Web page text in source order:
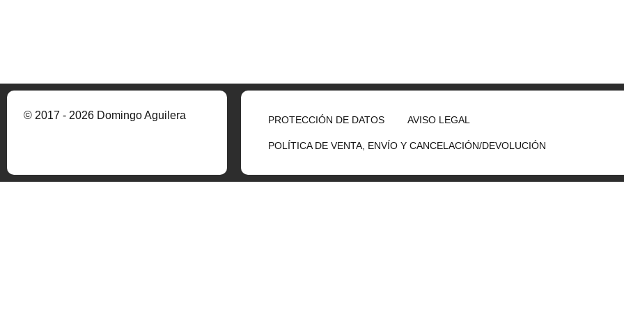
© 2017 - 2026 Domingo Aguilera PROTECCIÓN DE DATOS AVISO LEGAL
POLÍTICA DE VENTA, ENVÍO Y CANCELACIÓN/DEVOLUCIÓN